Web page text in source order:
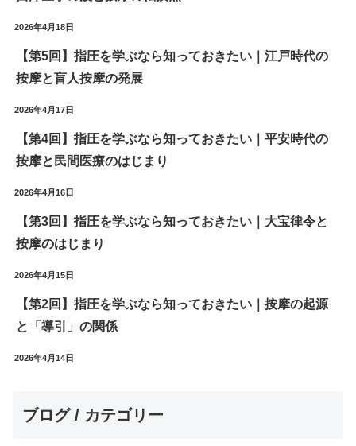
2026年4月18日
【第5回】指圧を学ぶなら知っておきたい｜江戸時代の
按摩と盲人按摩の発展
2026年4月17日
【第4回】指圧を学ぶなら知っておきたい｜平安時代の
按摩と民間医療のはじまり
2026年4月16日
【第3回】指圧を学ぶなら知っておきたい｜大宝律令と
按摩のはじまり
2026年4月15日
【第2回】指圧を学ぶなら知っておきたい｜按摩の起源
と「導引」の関係
2026年4月14日
ブログ / カテゴリー